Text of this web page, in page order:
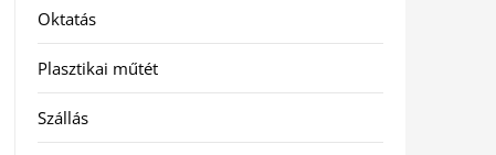
Oktatás
Plasztikai műtét
Szállás